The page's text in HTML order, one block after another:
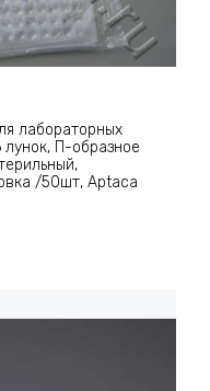
лабораторных
П-образное
/50шт, Aptaca